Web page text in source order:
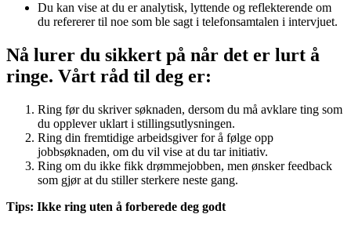
Du kan vise at du er analytisk, lyttende og reflekterende om
du refererer til noe som ble sagt i telefonsamtalen i intervjuet.
Nå lurer du sikkert på når det er lurt å
ringe. Vårt råd til deg er:
Ring før du skriver søknaden, dersom du må avklare ting som
du opplever uklart i stillingsutlysningen.
Ring din fremtidige arbeidsgiver for å følge opp
jobbsøknaden, om du vil vise at du tar initiativ.
Ring om du ikke fikk drømmejobben, men ønsker feedback
som gjør at du stiller sterkere neste gang.
Tips: Ikke ring uten å forberede deg godt